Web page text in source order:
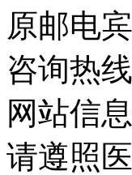
原邮电宾
咨询热
网站信
请遵照